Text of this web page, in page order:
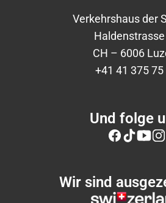
Verkehrshaus der
CH – 6006
+41 41 375 75
Und folge
Wir sind